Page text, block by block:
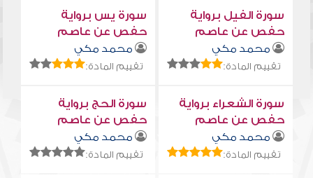
سورة الفيل برواية
حفص عن عاصم
محمد مكي
تقييم المادة:
سورة يس برواية
حفص عن عاصم
محمد مكي
تقييم المادة:
سورة الشعراء برواية
حفص عن عاصم
محمد مكي
تقييم المادة:
سورة الحج برواية
حفص عن عاصم
محمد مكي
تقييم المادة: